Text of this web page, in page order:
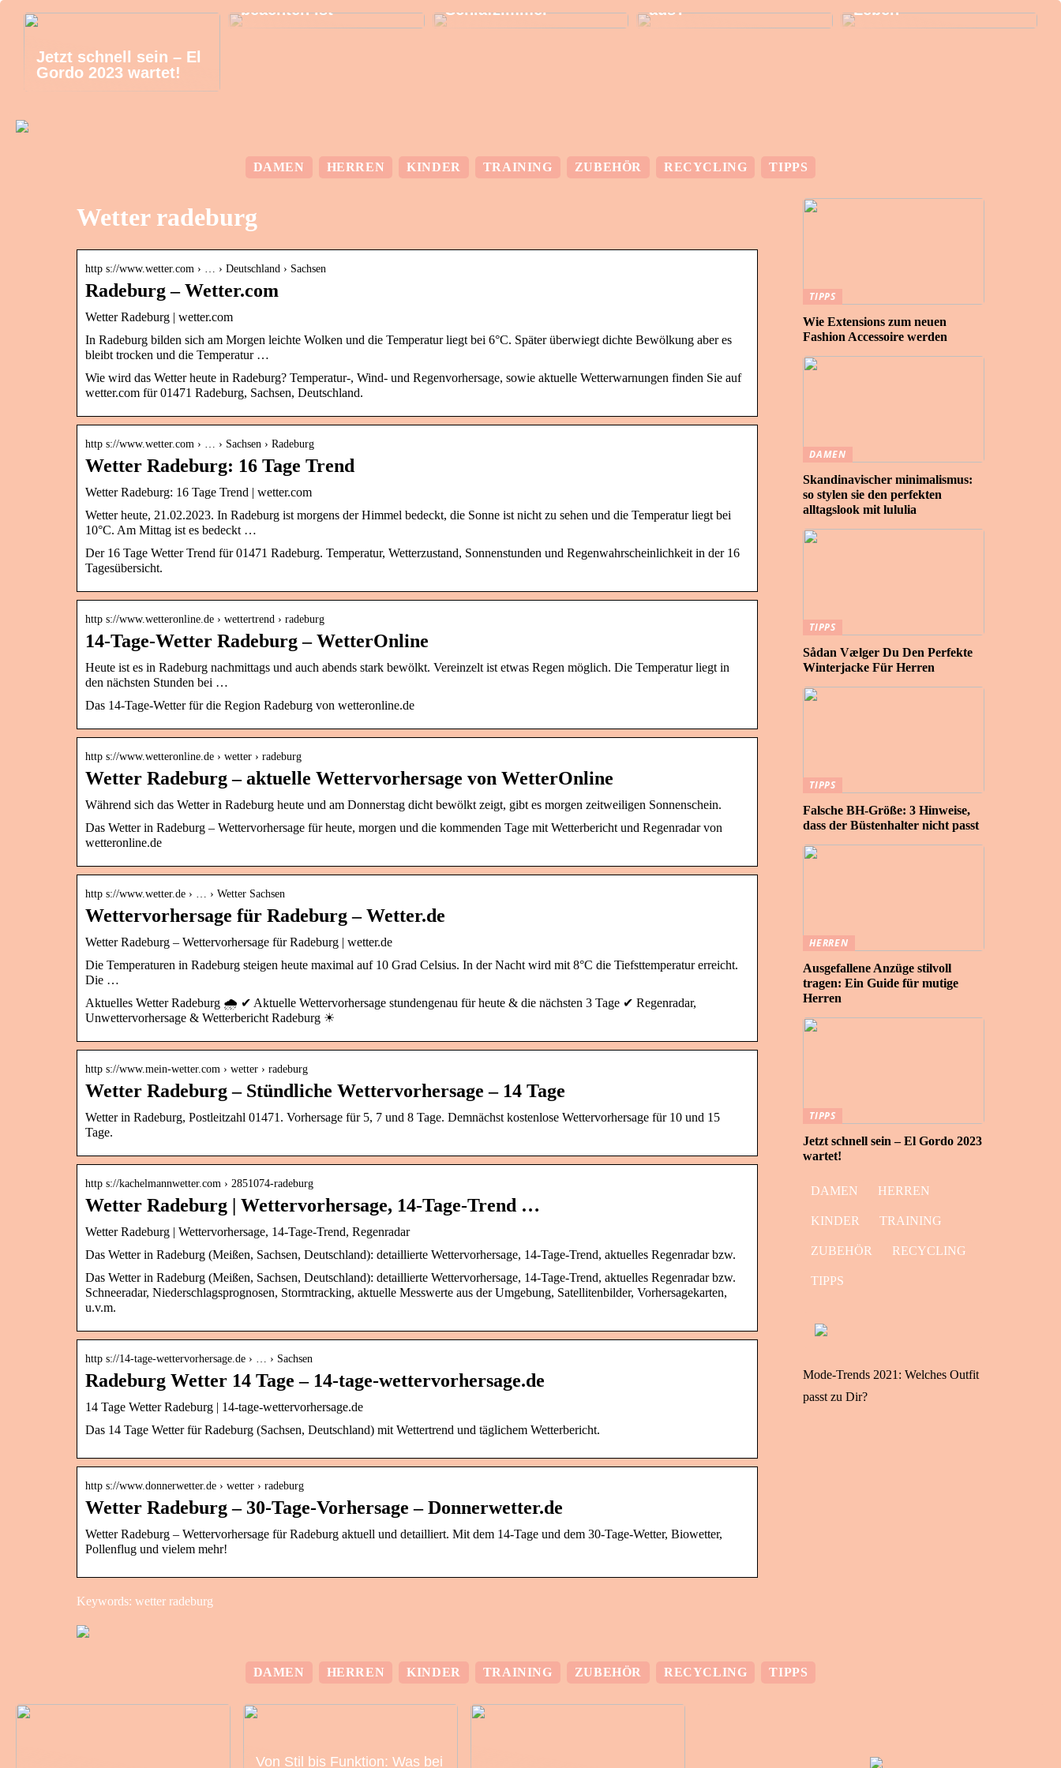
Jetzt schnell sein – El
Gordo 2023 wartet!
beachten ist
Schlafzimmer
aus?
Leben
DAMEN HERREN KINDER TRAINING ZUBEHÖR RECYCLING TIPPS
Wetter radeburg
http s://www.wetter.com › … › Deutschland › Sachsen
Radeburg – Wetter.com
Wetter Radeburg | wetter.com
In Radeburg bilden sich am Morgen leichte Wolken und die Temperatur liegt bei 6°C. Später überwiegt dichte Bewölkung aber es
bleibt trocken und die Temperatur …
Wie wird das Wetter heute in Radeburg? Temperatur-, Wind- und Regenvorhersage, sowie aktuelle Wetterwarnungen finden Sie auf
wetter.com für 01471 Radeburg, Sachsen, Deutschland.
http s://www.wetter.com › … › Sachsen › Radeburg
Wetter Radeburg: 16 Tage Trend
Wetter Radeburg: 16 Tage Trend | wetter.com
Wetter heute, 21.02.2023. In Radeburg ist morgens der Himmel bedeckt, die Sonne ist nicht zu sehen und die Temperatur liegt bei
10°C. Am Mittag ist es bedeckt …
Der 16 Tage Wetter Trend für 01471 Radeburg. Temperatur, Wetterzustand, Sonnenstunden und Regenwahrscheinlichkeit in der 16
Tagesübersicht.
http s://www.wetteronline.de › wettertrend › radeburg
14-Tage-Wetter Radeburg – WetterOnline
Heute ist es in Radeburg nachmittags und auch abends stark bewölkt. Vereinzelt ist etwas Regen möglich. Die Temperatur liegt in
den nächsten Stunden bei …
Das 14-Tage-Wetter für die Region Radeburg von wetteronline.de
http s://www.wetteronline.de › wetter › radeburg
Wetter Radeburg – aktuelle Wettervorhersage von WetterOnline
Während sich das Wetter in Radeburg heute und am Donnerstag dicht bewölkt zeigt, gibt es morgen zeitweiligen Sonnenschein.
Das Wetter in Radeburg – Wettervorhersage für heute, morgen und die kommenden Tage mit Wetterbericht und Regenradar von
wetteronline.de
http s://www.wetter.de › … › Wetter Sachsen
Wettervorhersage für Radeburg – Wetter.de
Wetter Radeburg – Wettervorhersage für Radeburg | wetter.de
Die Temperaturen in Radeburg steigen heute maximal auf 10 Grad Celsius. In der Nacht wird mit 8°C die Tiefsttemperatur erreicht.
Die …
Aktuelles Wetter Radeburg 🌧️ ✔ Aktuelle Wettervorhersage stundengenau für heute & die nächsten 3 Tage ✔ Regenradar,
Unwettervorhersage & Wetterbericht Radeburg ☀
http s://www.mein-wetter.com › wetter › radeburg
Wetter Radeburg – Stündliche Wettervorhersage – 14 Tage
Wetter in Radeburg, Postleitzahl 01471. Vorhersage für 5, 7 und 8 Tage. Demnächst kostenlose Wettervorhersage für 10 und 15
Tage.
http s://kachelmannwetter.com › 2851074-radeburg
Wetter Radeburg | Wettervorhersage, 14-Tage-Trend …
Wetter Radeburg | Wettervorhersage, 14-Tage-Trend, Regenradar
Das Wetter in Radeburg (Meißen, Sachsen, Deutschland): detaillierte Wettervorhersage, 14-Tage-Trend, aktuelles Regenradar bzw.
Das Wetter in Radeburg (Meißen, Sachsen, Deutschland): detaillierte Wettervorhersage, 14-Tage-Trend, aktuelles Regenradar bzw.
Schneeradar, Niederschlagsprognosen, Stormtracking, aktuelle Messwerte aus der Umgebung, Satellitenbilder, Vorhersagekarten,
u.v.m.
http s://14-tage-wettervorhersage.de › … › Sachsen
Radeburg Wetter 14 Tage – 14-tage-wettervorhersage.de
14 Tage Wetter Radeburg | 14-tage-wettervorhersage.de
Das 14 Tage Wetter für Radeburg (Sachsen, Deutschland) mit Wettertrend und täglichem Wetterbericht.
http s://www.donnerwetter.de › wetter › radeburg
Wetter Radeburg – 30-Tage-Vorhersage – Donnerwetter.de
Wetter Radeburg – Wettervorhersage für Radeburg aktuell und detailliert. Mit dem 14-Tage und dem 30-Tage-Wetter, Biowetter,
Pollenflug und vielem mehr!
Keywords: wetter radeburg
TIPPS
Wie Extensions zum neuen
Fashion Accessoire werden
DAMEN
Skandinavischer minimalismus:
so stylen sie den perfekten
alltagslook mit lululia
TIPPS
Sådan Vælger Du Den Perfekte
Winterjacke Für Herren
TIPPS
Falsche BH-Größe: 3 Hinweise,
dass der Büstenhalter nicht passt
HERREN
Ausgefallene Anzüge stilvoll
tragen: Ein Guide für mutige
Herren
TIPPS
Jetzt schnell sein – El Gordo 2023
wartet!
DAMEN HERREN
KINDER TRAINING
ZUBEHÖR RECYCLING
TIPPS
Mode-Trends 2021: Welches Outfit
passt zu Dir?
DAMEN HERREN KINDER TRAINING ZUBEHÖR RECYCLING TIPPS
Von Stil bis Funktion: Was bei